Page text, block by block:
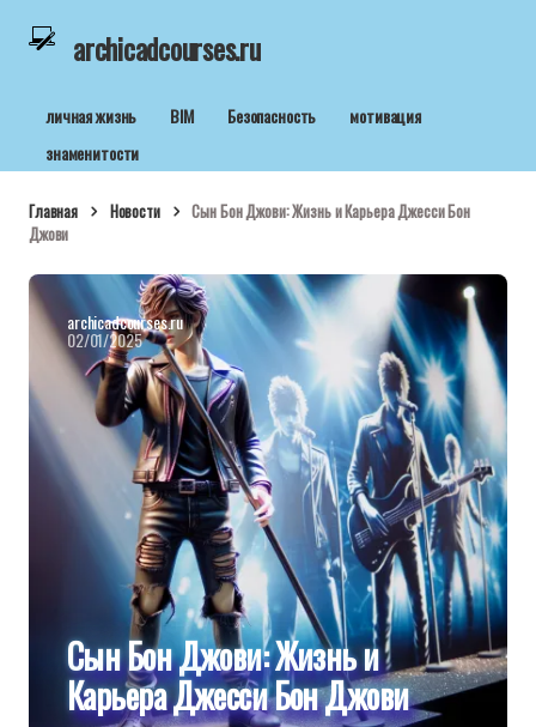
archicadcourses.ru
личная жизнь BIM Безопасность
мотивация
знаменитости
Главная Новости
Сын Бон Джови: Жизнь и Карьера Джесси Бон
Джови
archicadcourses.ru
02/01/2025
Сын Бон Джови: Жизнь и
Карьера Джесси Бон Джови